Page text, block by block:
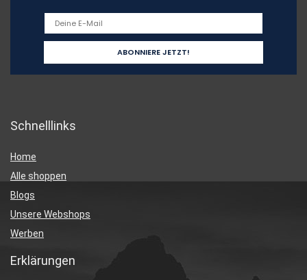
Schnelllinks
Home
Alle shoppen
Blogs
Unsere Webshops
Werben
Erklärungen